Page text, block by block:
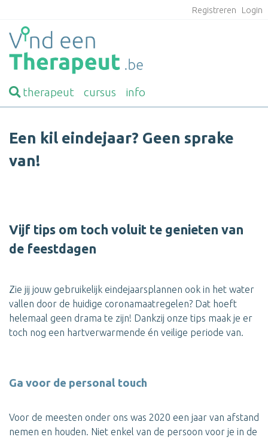
Registreren Login
therapeut cursus info
Een kil eindejaar? Geen sprake
van!
Vijf tips om toch voluit te genieten van
de feestdagen
Zie jij jouw gebruikelijk eindejaarsplannen ook in het water
vallen door de huidige coronamaatregelen? Dat hoeft
helemaal geen drama te zijn! Dankzij onze tips maak je er
toch nog een hartverwarmende én veilige periode van.
Ga voor de personal touch
Voor de meesten onder ons was 2020 een jaar van afstand
nemen en houden. Niet enkel van de persoon voor je in de